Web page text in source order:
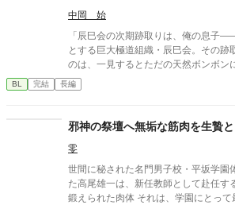
中岡 始
「辰巳会の次期跡取りは、俺の息子――辰巳悠
とする巨大極道組織・辰巳会。その跡
のは、一見するとただの天然ボンボン
の若き御曹司だった。 しかも、現役大学生であ
で大丈夫なんか……？」 幹部たちの不安をよそに、悠真は「ふわ
いく。 ――誰もが気づかないうちに。 専属護衛として選ばれたの
は、寡黙な武闘派No.1・久我陣。 「命に代えても、お守りしま
す」 そう誓った陣だったが、悠真の"ただの跡取り"とは思えない
鋭さに次第に気づき始める。 そして辰巳会の跡目争いが激化する
中、敵対組織・六波羅会が悠真の命を
める―― 「僕、舐められるの得意やねん」 敵の思惑をすべて見透
BL 完結 長編
邪神の祭壇へ無垢な筋肉を生贄
零
世間に秘された名門男子校・平坂学園体育科 空手の名選
た高尾雄一は、新任教師として赴任する 高潔な人格と鋼のよう
鍛えられた肉体 それは、学園にとって最高の生贄の候補に他なら